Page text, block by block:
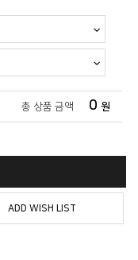
총 상품 금액 0 원
ADD WISH LIST